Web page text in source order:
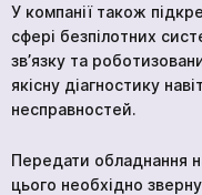
У компанії також
сфері безпілотних
зв’язку та
якісну діагностику
несправностей.
Передати обладнання
цього необхідно